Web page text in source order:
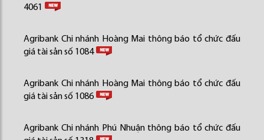
4061
Agribank Chi nhánh Hoàng Mai thông báo tổ chức đấu
giá tài sản số 1084
Agribank Chi nhánh Hoàng Mai thông báo tổ chức đấu
giá tài sản số 1086
Agribank Chi nhánh Phú Nhuận thông báo tổ chức đấu